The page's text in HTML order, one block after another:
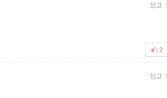
신고 |
2
신고 |